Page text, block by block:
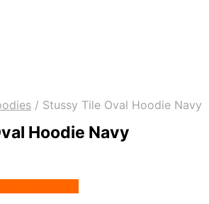
/ Stussy Tile Oval Hoodie Navy
Hoodie Navy